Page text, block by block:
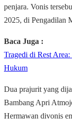
penjara. Vonis
2025, di Pengadilan
Baca Juga :
Tragedi di Rest
Hukum
Dua prajurit yang
Bambang Apri
Hermawan divonis